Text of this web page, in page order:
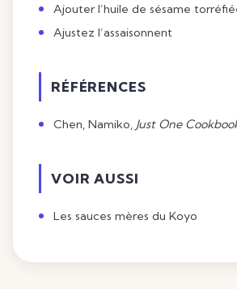
Ajouter l’huile de sésame
Ajustez l’assaisonnent
RÉFÉRENCES
Chen, Namiko, Just One
VOIR AUSSI
Les sauces mères du Koyo